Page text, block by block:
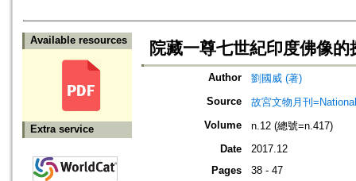
Available resources
Extra service
院藏一尊七世紀印度佛像的
Author
劉國威 (著)
Source
故宮文物月刊
Volume
n.12 (總號=n.417)
Date
2017.12
Pages
38 - 47